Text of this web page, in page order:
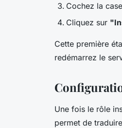
Cochez la case
Cliquez sur
Cette première
redémarrez le
Une fois le rôle
permet de